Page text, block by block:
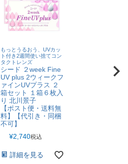
もっとうるおう、UVカッ
ト付き2週間使い捨てコン
タクトレンズ
シード ２week Fine
UV plus 2ウィークフ
ァインUVプラス ２
箱セット １箱６枚入
り 北川景子
【ポスト便・送料無
料】【代引き・同梱
不可】
¥2,740税込
詳細を見る